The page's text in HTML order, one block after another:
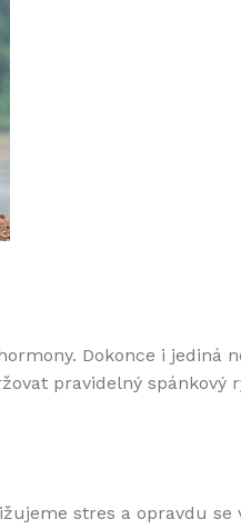
Dokonce i jediná
pravidelný spánkový
stres a opravdu